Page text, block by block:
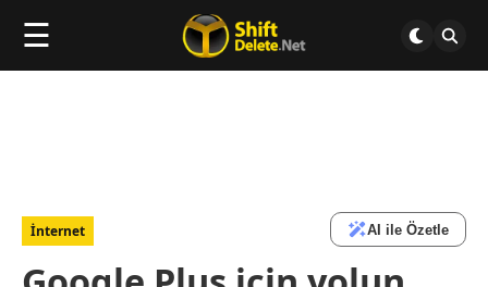
☰
İnternet AI ile Özetle